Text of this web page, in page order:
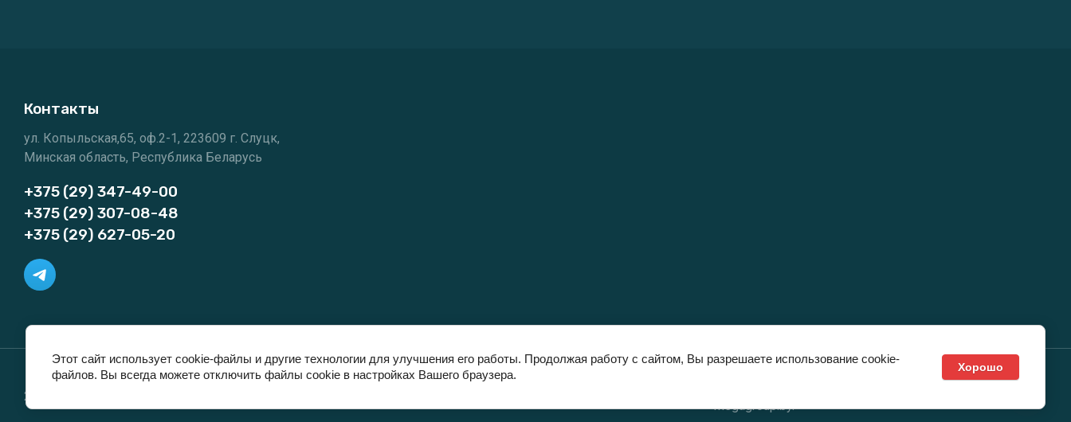
Контакты
ул. Копыльская,65, оф.2-1, 223609 г. Слуцк,
Минская область, Республика Беларусь
+375 (29) 347-49-00
+375 (29) 307-08-48
+375 (29) 627-05-20
2023 "КлиматОптима"
megagroup.by.
Этот сайт использует cookie-файлы и другие технологии для улучшения его работы. Продолжая работу с сайтом, Вы разрешаете использование cookie-
файлов. Вы всегда можете отключить файлы cookie в настройках Вашего браузера.
Хорошо